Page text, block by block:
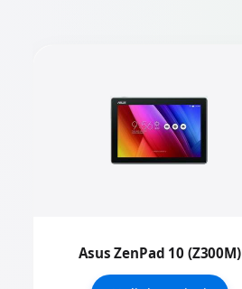
Asus ZenPad 10 (Z300M)